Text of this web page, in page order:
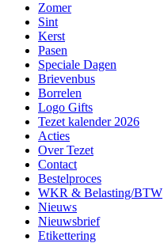
Zomer
Sint
Kerst
Pasen
Speciale Dagen
Brievenbus
Borrelen
Logo Gifts
Tezet kalender 2026
Acties
Over Tezet
Contact
Bestelproces
WKR & Belasting/BTW
Nieuws
Nieuwsbrief
Etikettering